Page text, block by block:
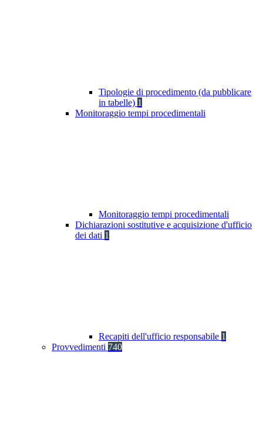
Tipologie di procedimento (da pubblicare
in tabelle) 1
Monitoraggio tempi procedimentali
Monitoraggio tempi procedimentali
Dichiarazioni sostitutive e acquisizione d'ufficio
dei dati 1
Recapiti dell'ufficio responsabile 1
Provvedimenti 740